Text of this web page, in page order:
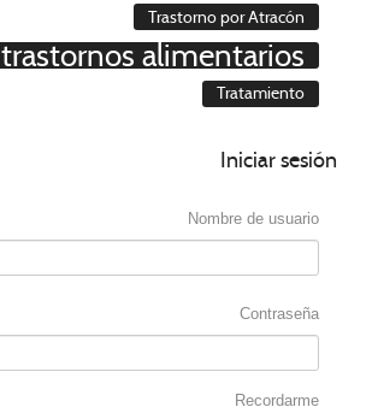
Trastorno por Atracón
trastornos alimentarios
Tratamiento
Iniciarsesión
Nombre de usuario
Contraseña
Recordarme